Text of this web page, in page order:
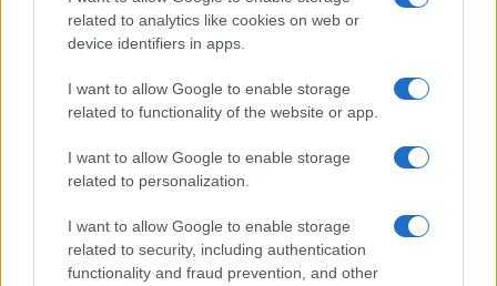
related to analytics like cookies on web or
device identifiers in apps.
I want to allow Google to enable storage
related to functionality of the website or app.
I want to allow Google to enable storage
related to personalization.
I want to allow Google to enable storage
related to security, including authentication
functionality and fraud prevention, and other
F
a
ce
b
o
o
k
T
w
it
te
r
Pi
n
te
re
st
W
h
at
s
A
p
p
h
a
re
Articolo precedente
Prossimo articolo
NOTIZIE RECENTI